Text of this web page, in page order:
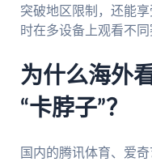
突破地区限制，还能
时在多设备上观看不同
为什么海外
“卡脖子”？
国内的腾讯体育、爱